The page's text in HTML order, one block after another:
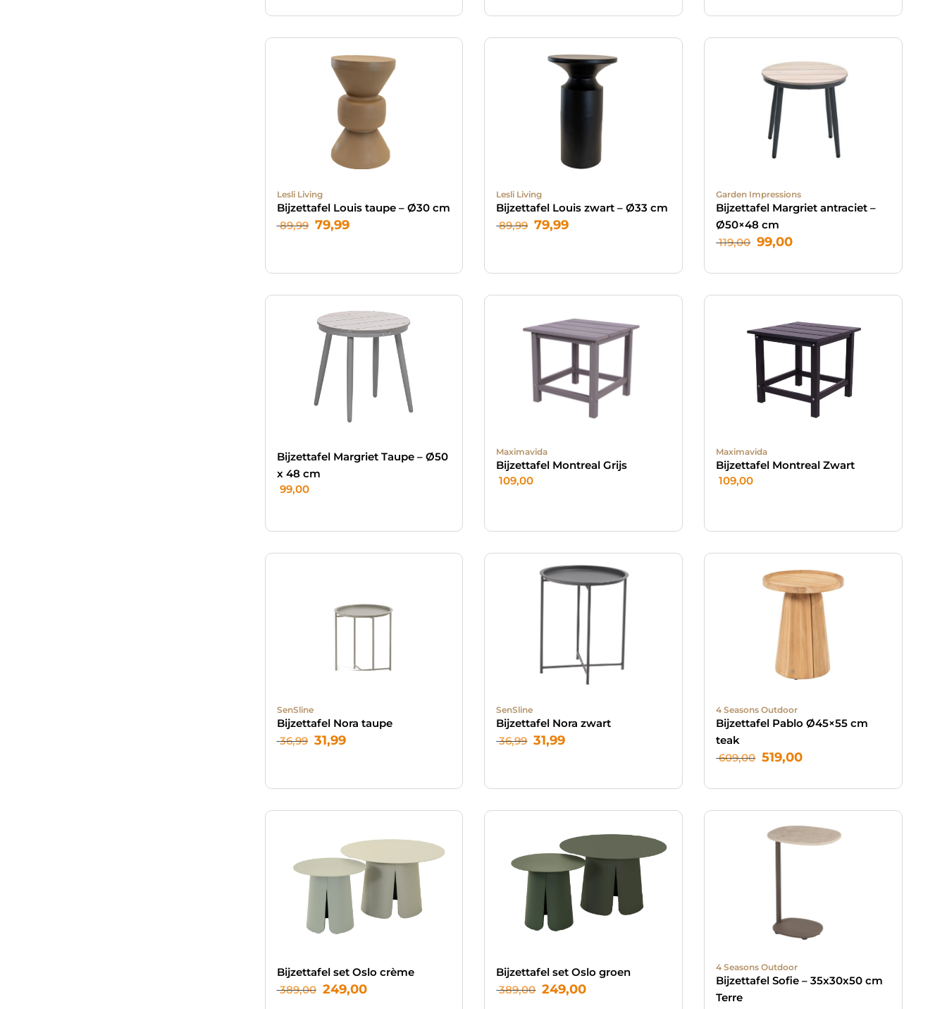
Lesli Living
Bijzettafel Louis taupe – Ø30 cm
89,99 79,99
Lesli Living
Bijzettafel Louis zwart – Ø33 cm
89,99 79,99
Garden Impressions
Bijzettafel Margriet antraciet –
Ø50×48 cm
119,00 99,00
Bijzettafel Margriet Taupe – Ø50
x 48 cm
99,00
Maximavida
Bijzettafel Montreal Grijs
109,00
Maximavida
Bijzettafel Montreal Zwart
109,00
SenSline
Bijzettafel Nora taupe
36,99 31,99
SenSline
Bijzettafel Nora zwart
36,99 31,99
4 Seasons Outdoor
Bijzettafel Pablo Ø45×55 cm
teak
609,00 519,00
Bijzettafel set Oslo crème
389,00 249,00
Bijzettafel set Oslo groen
389,00 249,00
4 Seasons Outdoor
Bijzettafel Sofie – 35x30x50 cm
Terre